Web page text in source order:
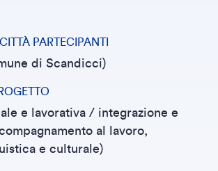
PARTECIPANTI
di Scandicci)
e lavorativa / integrazione e
al lavoro,
e culturale)